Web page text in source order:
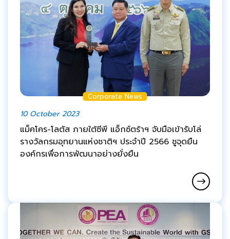
Corporate News
10 October 2023
แม็คโคร-โลตัส ภายใต้ซีพี แอ็กซ์ตร้าฯ จับมือเข้ารับโล่
รางวัลกรมอุทยานแห่งชาติฯ ประจำปี 2566 ชูจุดยืน
องค์กรเพื่อการพัฒนาอย่างยั่งยืน